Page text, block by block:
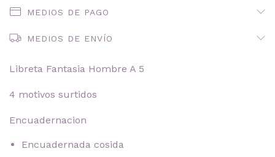
MEDIOS DE PAGO
MEDIOS DE ENVÍO
Libreta Fantasia Hombre A 5
4 motivos surtidos
Encuadernacion
Encuadernada cosida